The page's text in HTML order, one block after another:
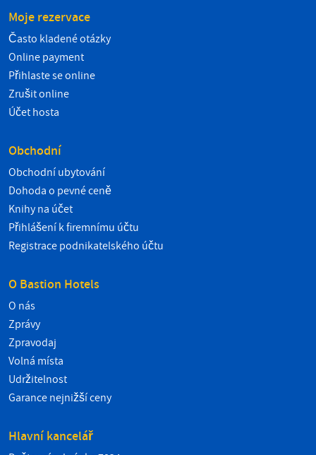
Moje rezervace
Často kladené otázky
Online payment
Přihlaste se online
Zrušit online
Účet hosta
Obchodní
Obchodní ubytování
Dohoda o pevné ceně
Knihy na účet
Přihlášení k firemnímu účtu
Registrace podnikatelského účtu
O Bastion Hotels
O nás
Zprávy
Zpravodaj
Volná místa
Udržitelnost
Garance nejnižší ceny
Hlavní kancelář